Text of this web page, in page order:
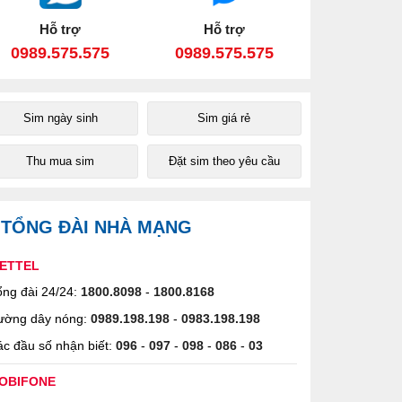
Hỗ trợ
0989.575.575
Hỗ trợ
0989.575.575
Sim ngày sinh Sim giá rẻ
Thu mua sim Đặt sim theo yêu cầu
TỔNG ĐÀI NHÀ MẠNG
đài 24/24: 1800.8098 - 1800.8168
dây nóng: 0989.198.198 - 0983.198.198
đầu số nhận biết: 096 - 097 - 098 - 086 - 03